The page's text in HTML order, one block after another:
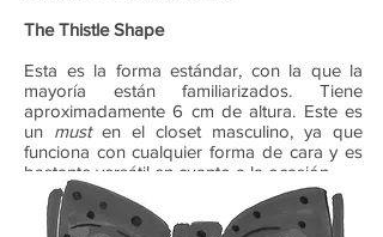
The Thistle Shape
Esta es la forma estándar, con la que la
mayoría están familiarizados. Tiene
aproximadamente 6 cm de altura. Este es
un musten el closet masculino, ya que
funciona con cualquier forma de cara y es
bastante versátil en cuanto a la ocasión.